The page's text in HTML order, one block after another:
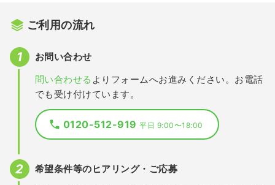
ご利用の流れ
お問い合わせ
問い合わせる よりフォームへお進みください。お電話
でも受け付けています。
0120-512-919平日 9:00〜18:00
希望条件等のヒアリング・ご応募